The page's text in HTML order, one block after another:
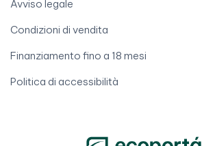
Avviso legale
Condizioni di vendita
Finanziamento fino a 18 mesi
Politica di accessibilità